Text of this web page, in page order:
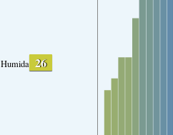
Humidade26